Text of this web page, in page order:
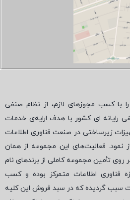
با کسب مجوزهای لازم، از نظام صنفی
رایانه ای کشور با هدف ارایه‌ی خدمات
زیرساختی در صنعت فناوری اطلاعات
نمود. فعالیت‌های این مجموعه از همان
تأمین مجموعه کاملی از برندهای نام
فناوری اطلاعات متمرکز بوده و کسب
سبب گردیده که در سبد فروش این کلیه